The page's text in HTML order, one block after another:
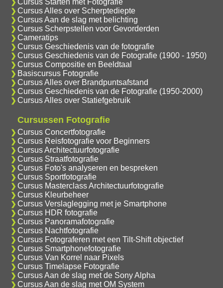
Cursus Alles over Scherptediepte
Cursus Aan de slag met belichting
Cursus Scherpstellen voor Gevorderden
Cameratips
Cursus Geschiedenis van de fotografie
Cursus Geschiedenis van de Fotografie (1900 - 1950)
Cursus Compositie en Beeldtaal
Basiscursus Fotografie
Cursus Alles over Brandpuntsafstand
Cursus Geschiedenis van de Fotografie (1950-2000)
Cursus Alles over Statiefgebruik
Cursussen Fotografie
Cursus Concertfotografie
Cursus Reisfotografie voor Beginners
Cursus Architectuurfotografie
Cursus Straatfotografie
Cursus Foto's analyseren en bespreken
Cursus Sportfotografie
Cursus Masterclass Architectuurfotografie
Cursus Kleurbeheer
Cursus Verslaglegging met je Smartphone
Cursus HDR fotografie
Cursus Panoramafotografie
Cursus Nachtfotografie
Cursus Fotograferen met een Tilt-Shift objectief
Cursus Smartphonefotografie
Cursus Van Korrel naar Pixels
Cursus Timelapse Fotografie
Cursus Aan de slag met de Sony Alpha
Cursus Aan de slag met OM System